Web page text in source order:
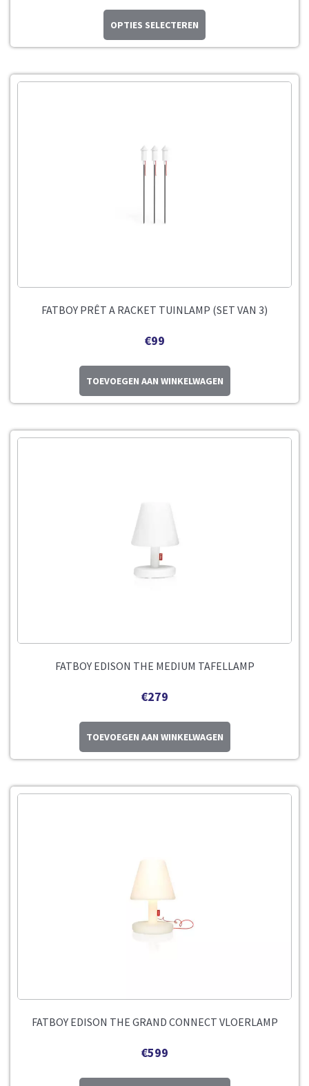
OPTIES SELECTEREN
FATBOY PRÊT A RACKET TUINLAMP (SET VAN 3)
€99
TOEVOEGEN AAN WINKELWAGEN
FATBOY EDISON THE MEDIUM TAFELLAMP
€279
TOEVOEGEN AAN WINKELWAGEN
FATBOY EDISON THE GRAND CONNECT VLOERLAMP
€599